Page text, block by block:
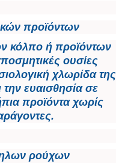
προϊόντων
κόλπο ή προϊόντων
ουσίες
χλωρίδα της
την ευαισθησία σε
προϊόντα χωρίς
ρούχων